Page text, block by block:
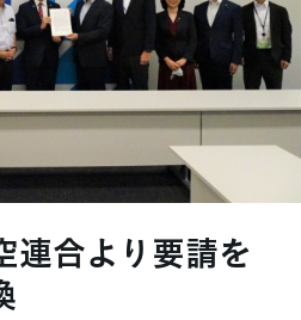
連合より要請を